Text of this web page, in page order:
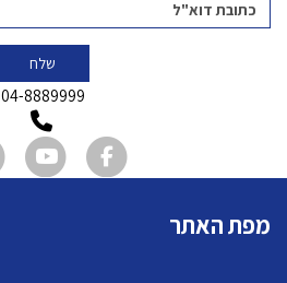
שלח
04-8889999
מפת האתר